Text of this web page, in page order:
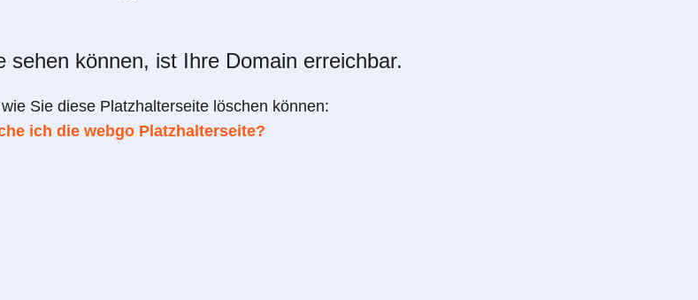
sehen können, ist Ihre Domain erreichbar.
Sie diese Platzhalterseite löschen können:
ich die webgo Platzhalterseite?